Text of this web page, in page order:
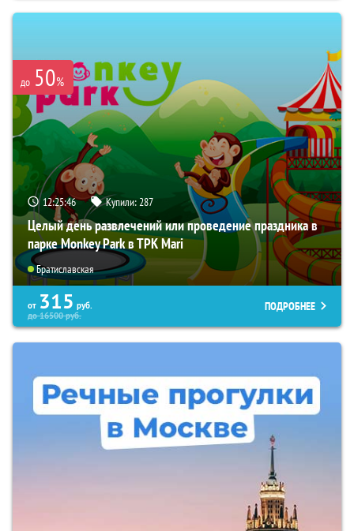
до 50%
12:25:45 Купили:287
Целый день развлечений или проведение праздника в
парке Monkey Park в ТРК Mari
Братиславская
от 315 руб.
до16500руб.
ПОДРОБНЕЕ